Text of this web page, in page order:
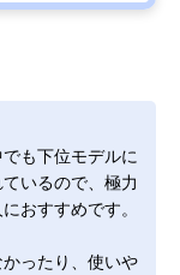
も下位モデルに
いるので、極力
おすすめです。
ったり、使いや